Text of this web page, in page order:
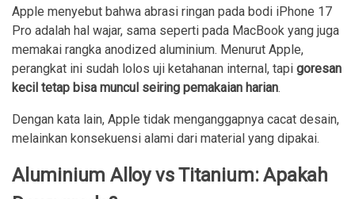
Apple menyebut bahwa abrasi ringan pada bodi iPhone 17
Pro adalah hal wajar, sama seperti pada MacBook yang juga
memakai rangka anodized aluminium. Menurut Apple,
perangkat ini sudah lolos uji ketahanan internal, tapi goresan
kecil tetap bisa muncul seiring pemakaian harian.
Dengan kata lain, Apple tidak menganggapnya cacat desain,
melainkan konsekuensi alami dari material yang dipakai.
Aluminium Alloy vs Titanium: Apakah